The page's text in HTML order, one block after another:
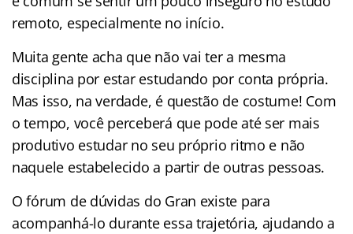
remoto, especialmente no início.
Muita gente acha que não vai ter a mesma
disciplina por estar estudando por conta própria.
Mas isso, na verdade, é questão de costume! Com
o tempo, você perceberá que pode até ser mais
produtivo estudar no seu próprio ritmo e não
naquele estabelecido a partir de outras pessoas.
O fórum de dúvidas do Gran existe para
acompanhá-lo durante essa trajetória, ajudando a